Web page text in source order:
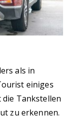
als in
einiges
Tankstellen
zu erkennen.